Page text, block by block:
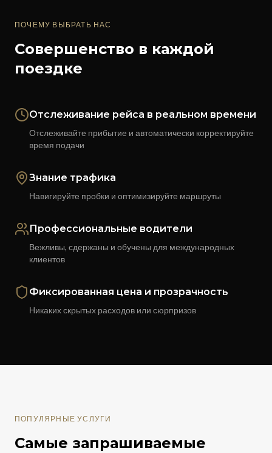
ПОЧЕМУ ВЫБРАТЬ НАС
Совершенство в каждой
поездке
Отслеживание рейса в реальном времени
Отслеживайте прибытие и автоматически корректируйте
время подачи
Знание трафика
Навигируйте пробки и оптимизируйте маршруты
Профессиональные водители
Вежливы, сдержаны и обучены для международных
клиентов
Фиксированная цена и прозрачность
Никаких скрытых расходов или сюрпризов
ПОПУЛЯРНЫЕ УСЛУГИ
Самые запрашиваемые